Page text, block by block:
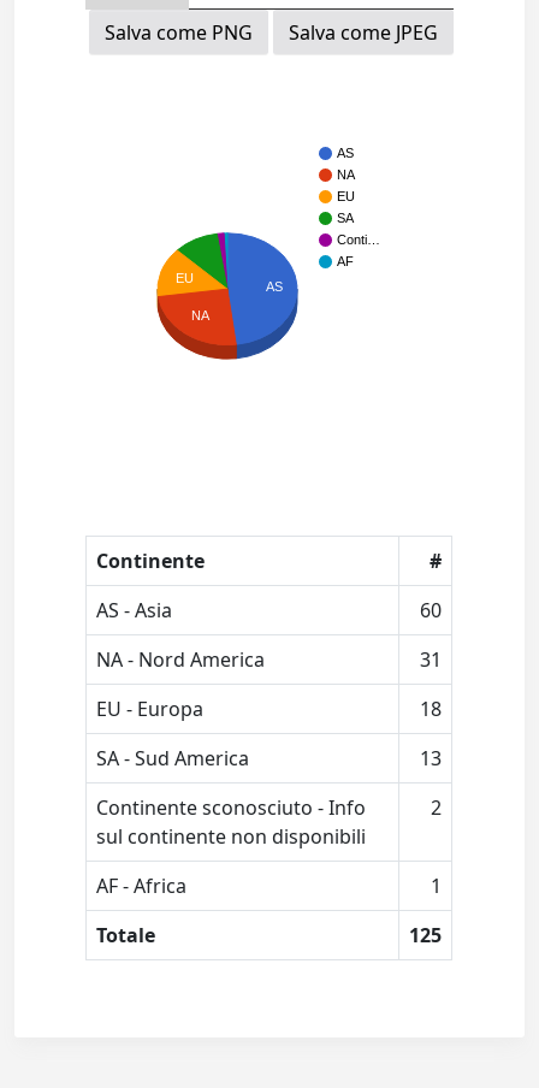
Salva come PNG
Salva come JPEG
AS
NA
EU
SA
Conti…
AF
AS
EU
NA
Continente
#
AS - Asia
60
NA - Nord America
31
EU - Europa
18
SA - Sud America
13
Continente sconosciuto - Info
sul continente non disponibili
2
AF - Africa
1
Totale
125